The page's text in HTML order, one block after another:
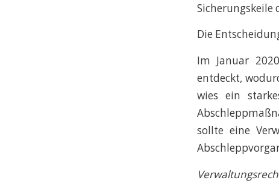
Sicherungskeile
Die
Im Januar
entdeckt,
wies ein
sollte eine